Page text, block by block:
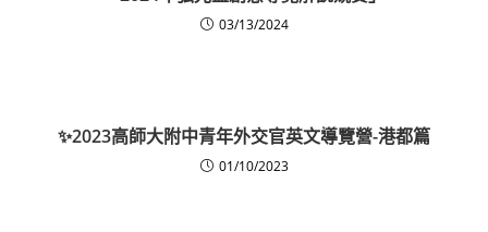
03/13/2024
✨2023高師大附中青年外交官英文導覽營-港都篇
01/10/2023